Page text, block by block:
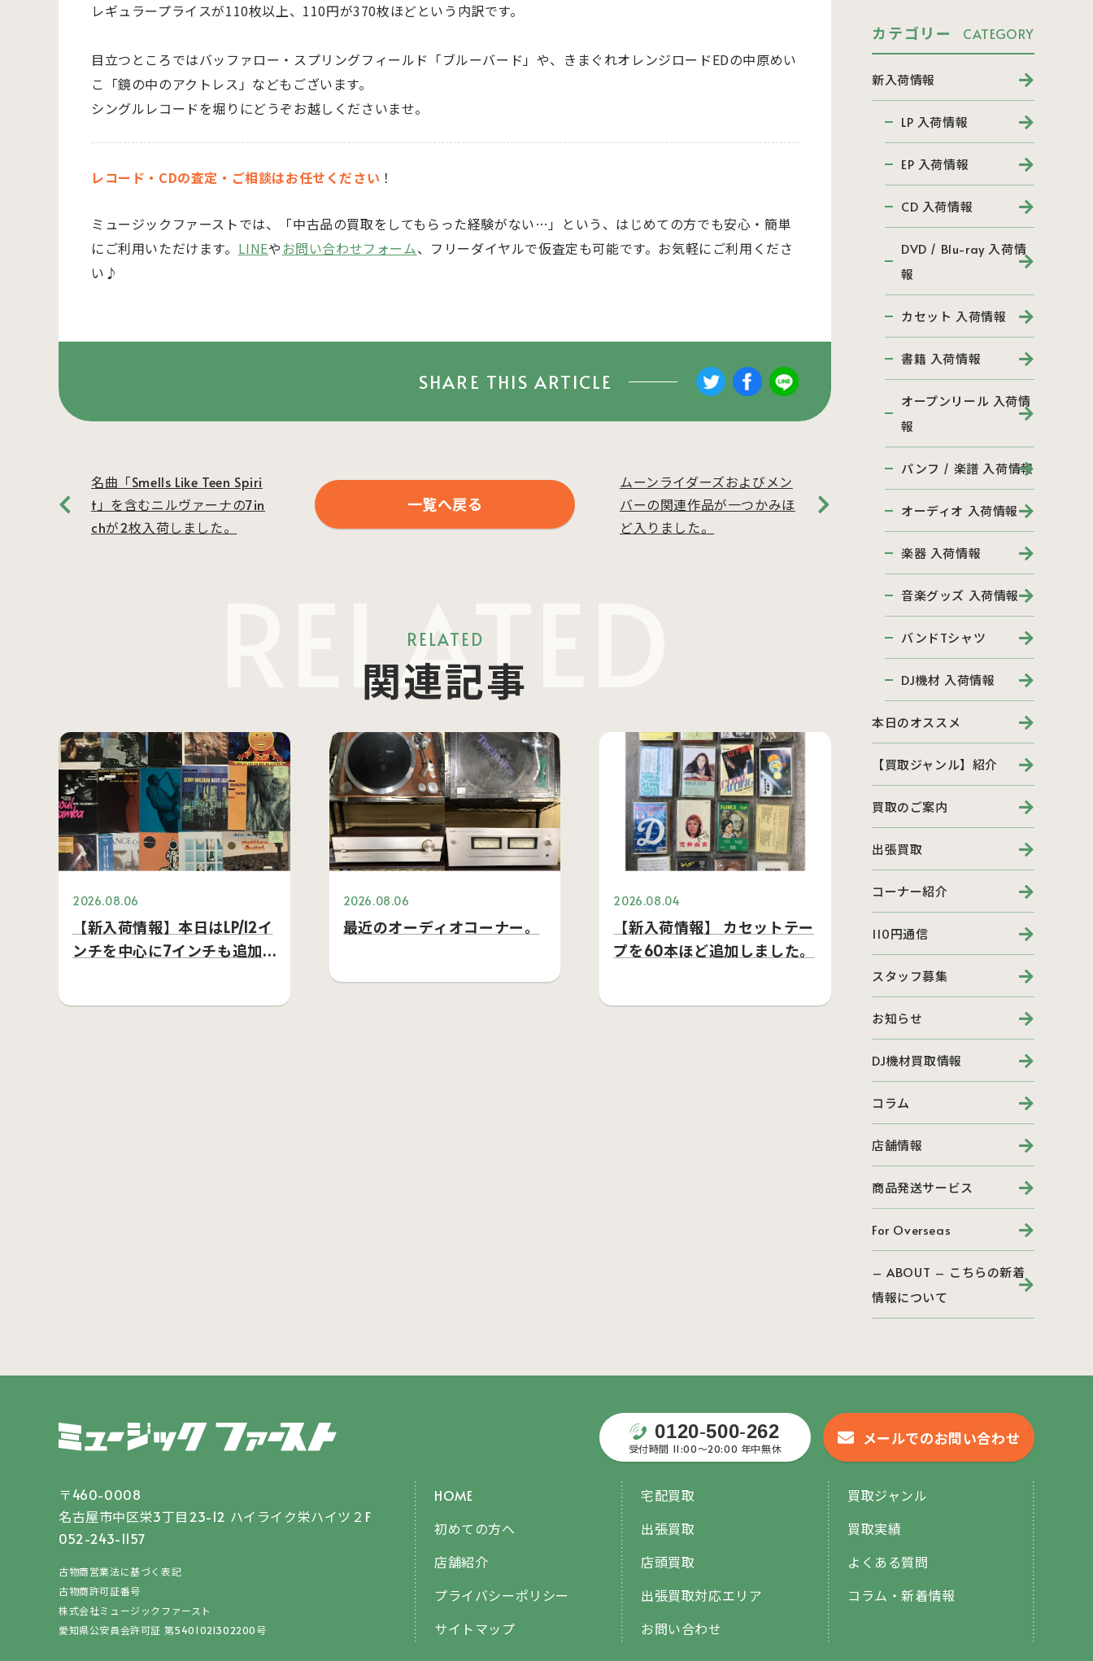
レギュラープライスが110枚以上、110円が370枚ほどという内訳です。
目立つところではバッファロー・スプリングフィールド「ブルーバード」や、きまぐれオレンジロードEDの中原めい
こ「鏡の中のアクトレス」などもございます。
シングルレコードを堀りにどうぞお越しくださいませ。
レコード・CDの査定・ご相談はお任せください ！
ミュージックファーストでは、「中古品の買取をしてもらった経験がない…」という、はじめての方でも安心・簡単
にご利用いただけます。 LINEやお問い合わせフォーム、フリーダイヤルで仮査定も可能です。お気軽にご利用くださ
い♪
SHARE THIS ARTICLE
名曲「Smells Like Teen Spiri
t」を含むニルヴァーナの7in
chが2枚入荷しました。
一覧へ戻る
ムーンライダーズおよびメン
バーの関連作品が一つかみほ
ど入りました。
RELATED
RELATED
関連記事
2026.08.06
【新入荷情報】本日はLP/12イ
ンチを中心に7インチも追加
2026.08.06
最近のオーディオコーナー。
2026.08.04
【新入荷情報】 カセットテー
プを60本ほど追加しました。
カテゴリー CATEGORY
新入荷情報
LP 入荷情報
EP 入荷情報
CD 入荷情報
DVD / Blu-ray 入荷情
報
カセット 入荷情報
書籍 入荷情報
オープンリール 入荷情
報
パンフ / 楽譜 入荷情報
オーディオ 入荷情報
楽器 入荷情報
音楽グッズ 入荷情報
バンドTシャツ
DJ機材 入荷情報
本日のオススメ
【買取ジャンル】紹介
買取のご案内
出張買取
コーナー紹介
110円通信
スタッフ募集
お知らせ
DJ機材買取情報
コラム
店舗情報
商品発送サービス
For Overseas
– ABOUT – こちらの新着
情報について
HOME
初めての方へ
店舗紹介
プライバシーポリシー
サイトマップ
宅配買取
出張買取
店頭買取
出張買取対応エリア
お問い合わせ
買取ジャンル
買取実績
よくある質問
コラム・新着情報
0120-500-262
受付時間 11:00〜20:00 年中無休
メールでのお問い合わせ
〒460-0008
名古屋市中区栄3丁目23-12 ハイライク栄ハイツ２F
052-243-1157
古物商営業法に基づく表記
古物商許可証番号
株式会社ミュージックファースト
愛知県公安員会許可証 第5401021302200号